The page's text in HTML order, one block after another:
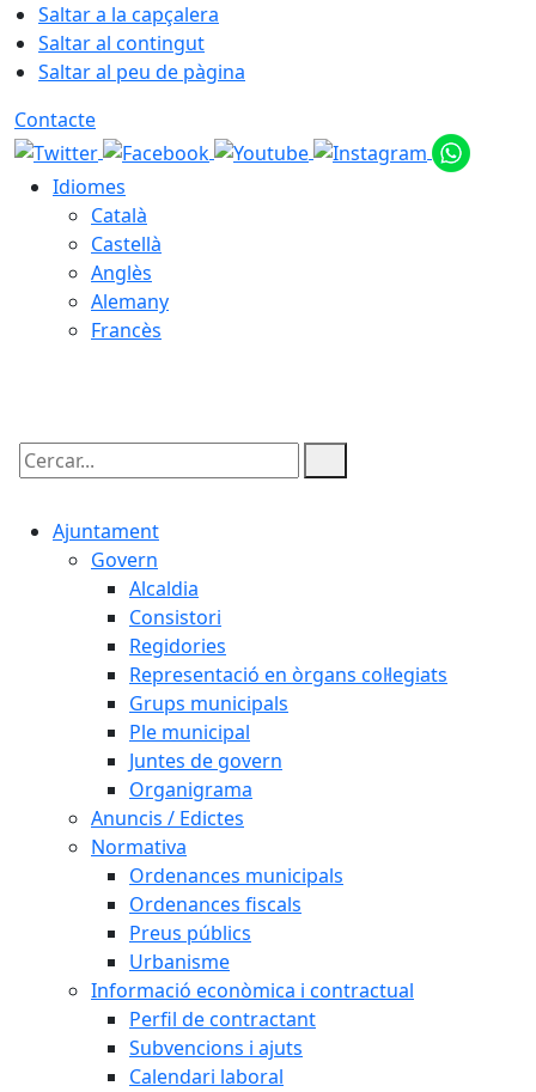
Saltar a la capçalera
Saltar al contingut
Saltar al peu de pàgina
Contacte
Idiomes
Català
Castellà
Anglès
Alemany
Francès
Cercar:
Ajuntament
Govern
Alcaldia
Consistori
Regidories
Representació en òrgans col·legiats
Grups municipals
Ple municipal
Juntes de govern
Organigrama
Anuncis / Edictes
Normativa
Ordenances municipals
Ordenances fiscals
Preus públics
Urbanisme
Informació econòmica i contractual
Perfil de contractant
Subvencions i ajuts
Calendari laboral